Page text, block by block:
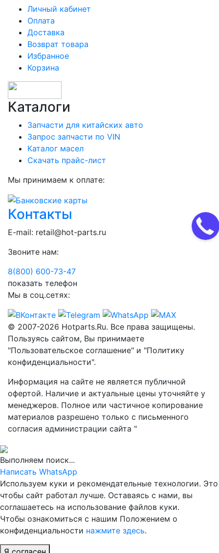
Личный кабинет
Оплата
Доставка
Возврат товара
Избранное
Корзина
Каталоги
Запчасти для китайских авто
Запрос запчасти по VIN
Каталог масел
Скачать прайс-лист
Мы принимаем к оплате:
Контакты
E-mail: retail@hot-parts.ru
Звоните нам:
8(800) 600-73-47
показать телефон
Мы в соц.сетях:
© 2007-2026 Hotparts.Ru. Все права защищены.
Пользуясь сайтом, Вы принимаете
"Пользовательское соглашение" и "Политику
конфиденциальности".
Информация на сайте не является публичной
офертой. Наличие и актуальные цены уточняйте у
менеджеров. Полное или частичное копирование
материалов разрешено только с письменного
согласия администрации сайта "
Выполняем поиск...
Написать WhatsApp
Используем куки и рекомендательные технологии. Это
чтобы сайт работал лучше. Оставаясь с нами, вы
соглашаетесь на использование файлов куки.
Чтобы ознакомиться с нашим Положением о
конфиденциальности нажмите здесь.